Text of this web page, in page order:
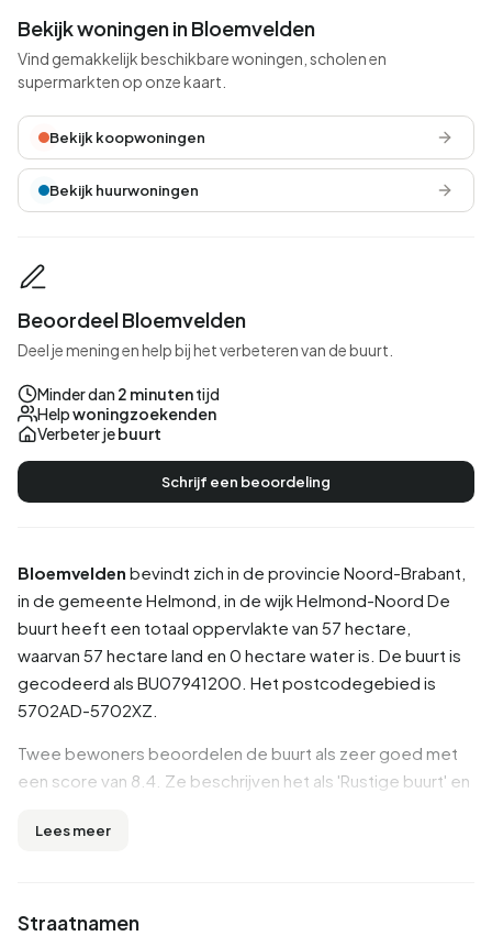
Bloemvelden bevindt zich in de provincie Noord-Brabant
in de gemeente Helmond , in de wijkHelmond-Noord De
buurt heeft een totaal oppervlakte van 57 hectare,
waarvan 57 hectare land en 0 hectare water is. De buurt is
gecodeerd als BU07941200. Het postcodegebied is
5702AD-5702XZ.
Twee bewoners beoordelen de buurt als zeer goed met
een score van 8.4. Ze beschrijven het als 'Rustige buurt' en
aantal beoordelingen zijn er nog geen duidelijke trends
Inwoners
Lees meer
Straatnamen
Bekijk woningen in Bloemvelden
Vind gemakkelijk beschikbare woningen, scholen en
supermarkten op onze kaart.
Bekijk koopwoningen
Bekijk huurwoningen
Beoordeel Bloemvelden
Deel je mening en help bij het verbeteren van de buurt.
Minder dan 2 minutentijd
Helpwoningzoekenden
Verbeter jebuurt
Schrijf een beoordeling